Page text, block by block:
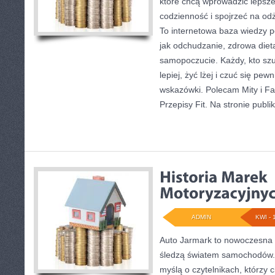
codzienność i spojrzeć na
To internetowa baza wiedzy
jak odchudzanie, zdrowa
samopoczucie. Każdy, kto
lepiej, żyć lżej i czuć się
wskazówki. Polecam Mity i
Przepisy Fit. Na stronie
KWI -
ADMIN
Auto Jarmark to
śledzą światem
myślą o czytelnikach, którzy